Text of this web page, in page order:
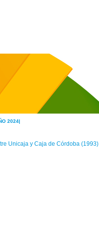
2024|
Unicaja y Caja de Córdoba (1993)